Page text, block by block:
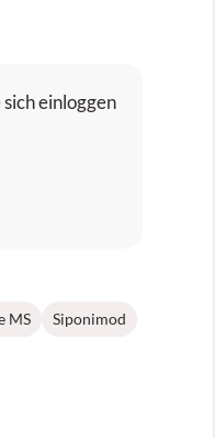
sich einloggen
MS Siponimod